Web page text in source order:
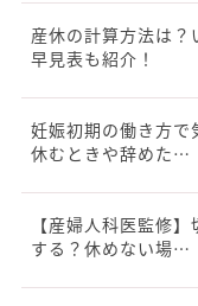
産休の計算方法は？
早見表も紹介！
妊娠初期の働き方で
休むときや辞めた…
【産婦人科医監修
する？休めない場…